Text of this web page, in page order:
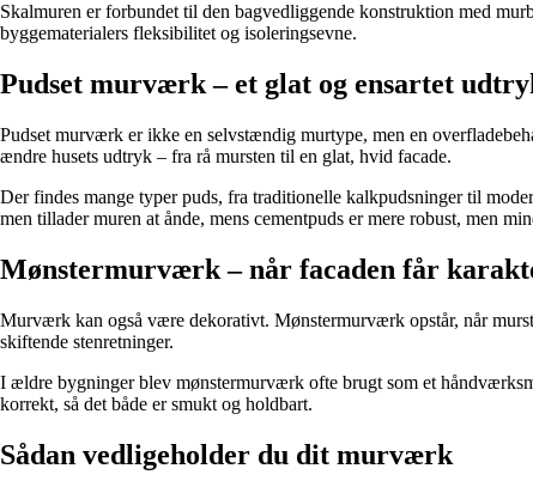
Skalmuren er forbundet til den bagvedliggende konstruktion med
byggematerialers fleksibilitet og isoleringsevne.
Pudset murværk – et glat og ensartet
Pudset murværk er ikke en selvstændig murtype, men en
ændre husets udtryk – fra rå mursten til en glat, hvid facade.
Der findes mange typer puds, fra traditionelle kalkpudsninger til
men tillader muren at ånde, mens cementpuds er mere robust, men
Mønstermurværk – når facaden får
Murværk kan også være dekorativt. Mønstermurværk opstår, når
skiftende stenretninger.
I ældre bygninger blev mønstermurværk ofte brugt som et
korrekt, så det både er smukt og holdbart.
Sådan vedligeholder du dit murværk